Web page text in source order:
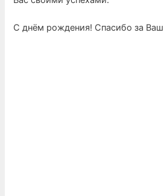
С днём рождения! Спасибо за Ваш